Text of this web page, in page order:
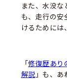
また、水没
も、走行の安
けるためには
「修復歴あり
解説 」も、あ